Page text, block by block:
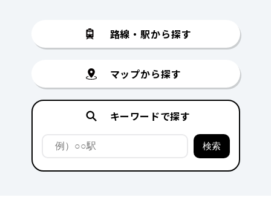
路線・駅から探す
マップから探す
キーワードで探す